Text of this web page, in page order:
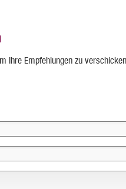
Ihre Empfehlungen zu